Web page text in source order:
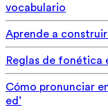
vocabulario
Aprende a
Reglas de fonética
Cómo pronunciar
ed’